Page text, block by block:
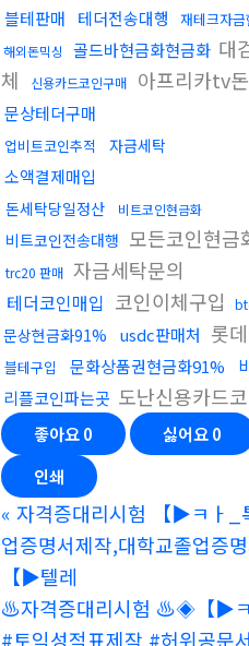
블테판매 테더전송대행 재테크자
해외돈믹싱 골드바현금화현금화 대
체
신용카드코인구매 아프리카tv
문상테더구매
업비트코인추적 자금세탁
소액결제매입
돈세탁당일정산 비트코인현금화
비트코인전송대행 모든코인현금
trc20 판매 자금세탁문의
테더코인매입 코인이체구입
문상현금화91% usdc판매처 롯
블테구입 문화상품권현금화91%
리플코인파는곳 도난신용카드
좋아요0 싫어요0
인쇄
« 자격증대리시험 【▶ㅋㅏ
업증명서제작,대학교졸업증
【▶텔레
♨️자격증대리시험 ♨️◈【▶
#토익성적표제작 #허위공